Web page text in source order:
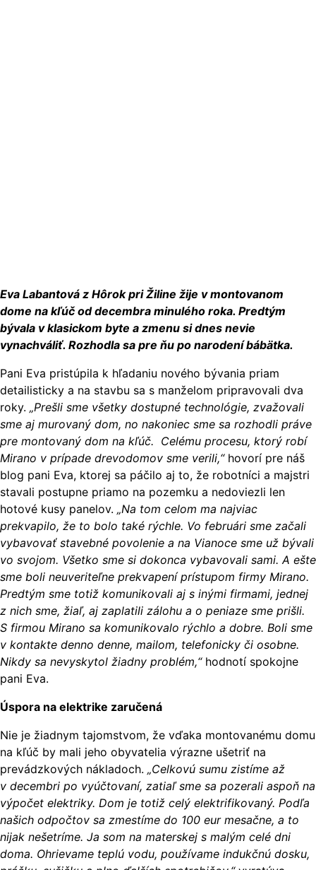
Eva Labantová z Hôrok pri Žiline žije v montovanom
dome na kľúč od decembra minulého roka. Predtým
bývala v klasickom byte a zmenu si dnes nevie
vynachváliť. Rozhodla sa pre ňu po narodení bábätka.
Pani Eva pristúpila k hľadaniu nového bývania priam
detailisticky a na stavbu sa s manželom pripravovali dva
roky. „Prešli sme všetky dostupné technológie, zvažovali
sme aj murovaný dom, no nakoniec sme sa rozhodli práve
pre montovaný dom na kľúč. Celému procesu, ktorý robí
Mirano v prípade drevodomov sme verili,“hovorí pre náš
blog pani Eva, ktorej sa páčilo aj to, že robotníci a majstri
stavali postupne priamo na pozemku a nedoviezli len
hotové kusy panelov. „Na tom celom ma najviac
prekvapilo, že to bolo také rýchle. Vo februári sme začali
vybavovať stavebné povolenie a na Vianoce sme už bývali
vo svojom. Všetko sme si dokonca vybavovali sami. A ešte
sme boli neuveriteľne prekvapení prístupom firmy Mirano.
Predtým sme totiž komunikovali aj s inými firmami, jednej
z nich sme, žiaľ, aj zaplatili zálohu a o peniaze sme prišli.
S firmou Mirano sa komunikovalo rýchlo a dobre. Boli sme
v kontakte denno denne, mailom, telefonicky či osobne.
Nikdy sa nevyskytol žiadny problém,“ hodnotí spokojne
pani Eva.
Úspora na elektrike zaručená
Nie je žiadnym tajomstvom, že vďaka montovanému domu
na kľúč by mali jeho obyvatelia výrazne ušetriť na
prevádzkových nákladoch. „Celkovú sumu zistíme až
v decembri po vyúčtovaní, zatiaľ sme sa pozerali aspoň na
výpočet elektriky. Dom je totiž celý elektrifikovaný. Podľa
našich odpočtov sa zmestíme do 100 eur mesačne, a to
nijak nešetríme. Ja som na materskej s malým celé dni
doma. Ohrievame teplú vodu, používame indukčnú dosku,